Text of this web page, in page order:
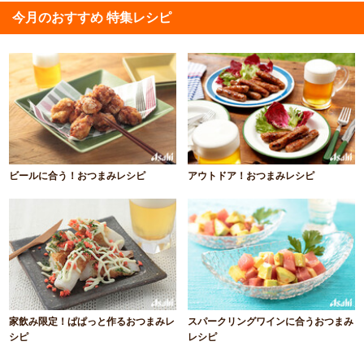
今月のおすすめ 特集レシピ
ビールに合う！おつまみレシピ アウトドア！おつまみレシピ
家飲み限定！ぱぱっと作るおつまみレ
シピ
スパークリングワインに合うおつまみ
レシピ